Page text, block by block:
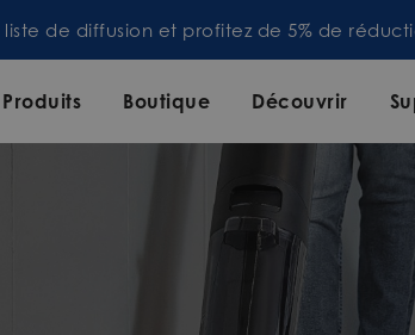
de diffusion et profitez de 5% de
Produits Boutique Découvrir